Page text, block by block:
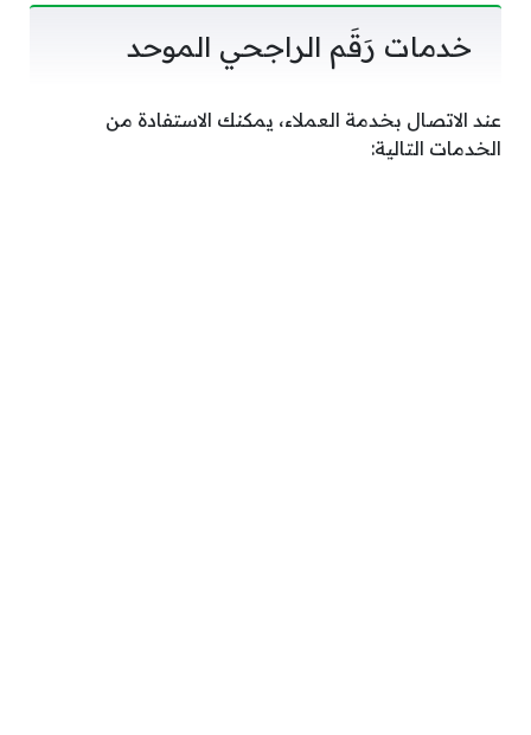
خدمات رَقَم الراجحي الموحد
عند الاتصال بخدمة العملاء، يمكنك الاستفادة من
الخدمات التالية: